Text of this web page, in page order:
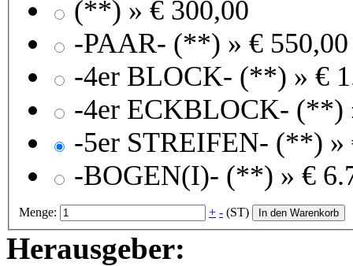
(**) » € 300,00
-PAAR- (**) » € 550,00
-4er BLOCK- (**) » €
-
-5er STREIFEN- (**) »
-BOGEN(I)- (**) » €
Menge: + - (ST) In den Warenkorb
Herausgeber: